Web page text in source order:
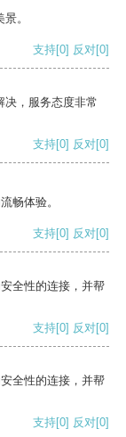
。
支持[0] 反对[0]
决，服务态度非常
支持[0] 反对[0]
畅体验。
支持[0] 反对[0]
全性的连接，并帮
支持[0] 反对[0]
全性的连接，并帮
支持[0] 反对[0]